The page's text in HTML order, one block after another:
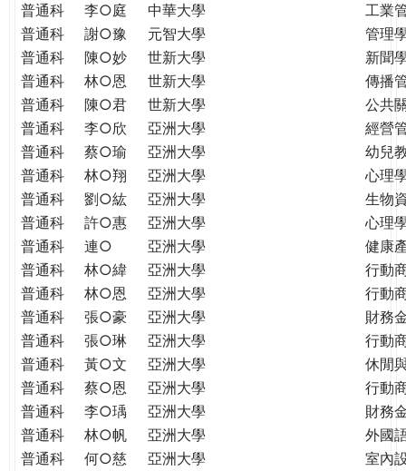
普通科
李○庭 中華大學
工業
普通科
謝○豫 元智大學
管理
普通科
陳○妙 世新大學
新聞
普通科
林○恩 世新大學
傳播
普通科
陳○君 世新大學
公共
普通科
李○欣 亞洲大學
經營
普通科
蔡○瑜 亞洲大學
幼兒
普通科
林○翔 亞洲大學
心理
普通科
劉○紘 亞洲大學
生物
普通科
許○惠 亞洲大學
心理
普通科
連○ 亞洲大學
健康
普通科
林○緯 亞洲大學
行動
普通科
林○恩 亞洲大學
行動
普通科
張○豪 亞洲大學
財務
普通科
張○琳 亞洲大學
行動
普通科
黃○文 亞洲大學
休閒
普通科
蔡○恩 亞洲大學
行動
普通科
李○瑀 亞洲大學
財務
普通科
林○帆 亞洲大學
外國
普通科
何○慈 亞洲大學
室內